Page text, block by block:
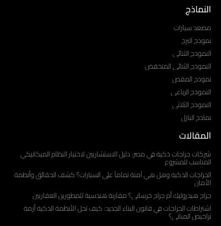
النماذج
مصعد سيارات
نموذج البرج
النموذج الثنائي
النموذج الثنائي المنخفض
نموذج المقص
النموذج الرباعي
النموذج الثلاثي
نماذج البازل
المقالات
شركات جراجات ذكية في مصر: دليل الاستشاريين لاختيار النظام الميكانيكي
المناسب للمشروع
الجراجات الذكية وهل هي آمنة تماماً على السيارات؟ كشف الحقائق وأنظمة
الأمان
جراج هيدروليك أم جراج خرساني؟ مقارنة هندسية للمطورين العقاريين
اشتراطات الجراجات في قانون البناء الجديد: كيف تحل الأنظمة الذكية أزمة
تراخيص المباني؟